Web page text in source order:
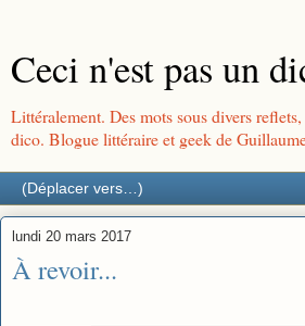
Ceci n'est pas un
Littéralement. Des mots sous divers
dico. Blogue littéraire et geek de
lundi 20 mars 2017
À revoir...